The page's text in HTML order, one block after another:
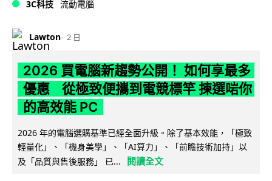
3C科技 流動電腦
Lawton 2 日
2026 買電腦新趨勢公開！ 如何享最多
優惠 從極致便攜到電競標竿 揀選啱你
的高效能 PC
2026 年的電腦選購基準已經全面升級。除了基本效能，「極致
輕量化」、「機身美學」、「AI算力」、「前瞻技術加持」以
及「品質與售後服務」 已...
閱讀全文